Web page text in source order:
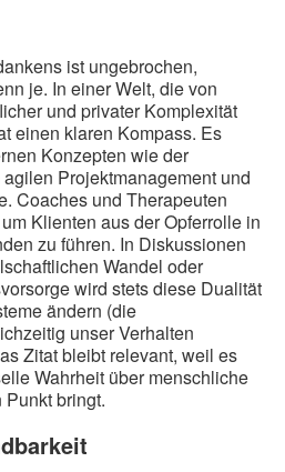
ist ungebrochen,
je. In einer Welt, die von
und privater Komplexität
einen klaren Kompass. Es
Konzepten wie der
Projektmanagement und
Coaches und Therapeuten
Klienten aus der Opferrolle in
zu führen. In Diskussionen
Wandel oder
wird stets diese Dualität
ändern (die
unser Verhalten
Zitat bleibt relevant, weil es
Wahrheit über menschliche
bringt.